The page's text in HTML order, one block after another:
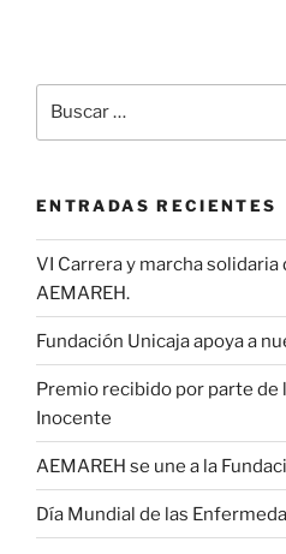
por:
ENTRADAS RECIENTES
VI Carrera y marcha solidaria
AEMAREH.
Fundación Unicaja apoya a
Premio recibido por parte de
Inocente
AEMAREH se une a la
Día Mundial de las